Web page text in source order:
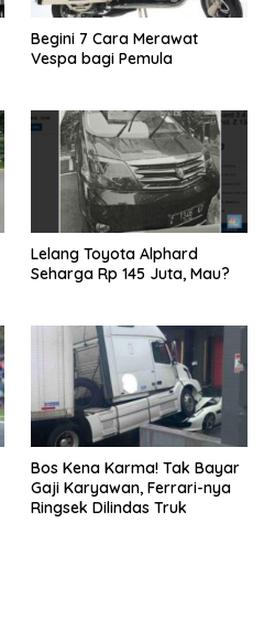
Begini 7 Cara Merawat
Vespa bagi Pemula
Lelang Toyota Alphard
Seharga Rp 145 Juta, Mau?
Bos Kena Karma! Tak Bayar
Gaji Karyawan, Ferrari-nya
Ringsek Dilindas Truk